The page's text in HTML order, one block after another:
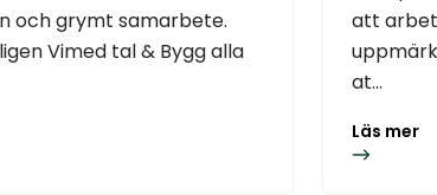
och grymt samarbete.
Vimed tal & Bygg alla
att
at...
Läs mer